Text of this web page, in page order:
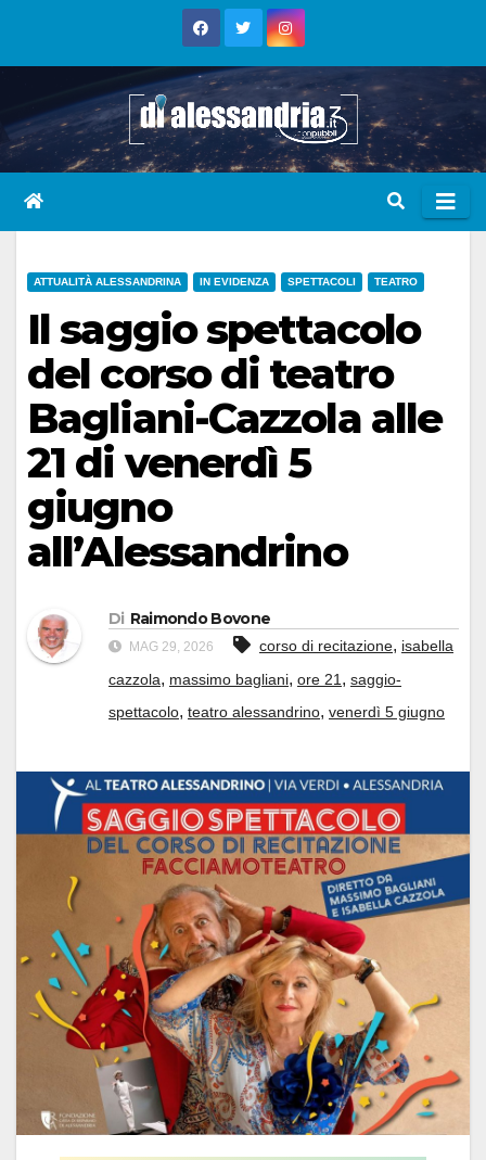
ATTUALITÀ ALESSANDRINA IN EVIDENZA SPETTACOLI TEATRO
Il saggio spettacolo
del corso di teatro
Bagliani-Cazzola alle
21 di venerdì 5
giugno
all’Alessandrino
Di Raimondo Bovone
MAG 29, 2026 corso di recitazione, isabella
cazzola, massimo bagliani, ore 21, saggio-
spettacolo, teatro alessandrino, venerdì 5 giugno